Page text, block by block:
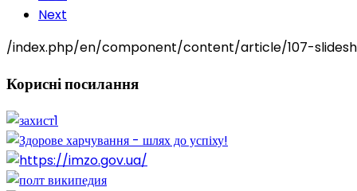
Next
/index.php/en/component/content/article/107-
Корисніпосилання